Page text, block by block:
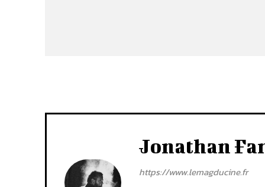
Jonathan
https://www.lemagducine.fr